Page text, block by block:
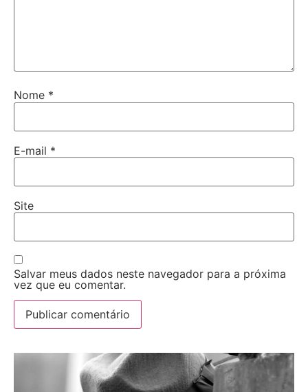
Nome *
E-mail *
Site
Salvar meus dados neste navegador para a próxima
vez que eu comentar.